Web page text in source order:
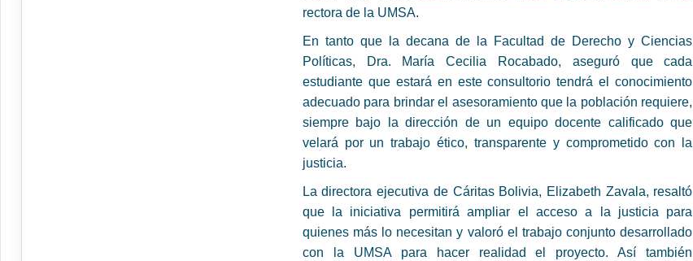
rectora de la UMSA.
En tanto que la decana de la Facultad de Derecho y Ciencias
Políticas, Dra. María Cecilia Rocabado, aseguró que cada
estudiante que estará en este consultorio tendrá el conocimiento
adecuado para brindar el asesoramiento que la población requiere,
siempre bajo la dirección de un equipo docente calificado que
velará por un trabajo ético, transparente y comprometido con la
justicia.
La directora ejecutiva de Cáritas Bolivia, Elizabeth Zavala, resaltó
que la iniciativa permitirá ampliar el acceso a la justicia para
quienes más lo necesitan y valoró el trabajo conjunto desarrollado
con la UMSA para hacer realidad el proyecto. Así también